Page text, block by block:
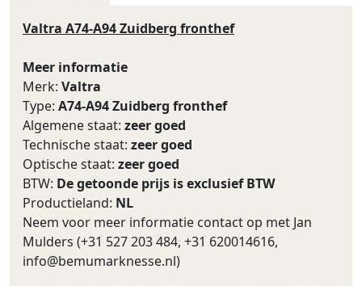
Valtra A74-A94 Zuidberg fronthef
Meer informatie
Merk: Valtra
Type: A74-A94 Zuidberg fronthef
Algemene staat: zeer goed
Technische staat: zeer goed
Optische staat: zeer goed
BTW: De getoonde prijs is exclusief BTW
Productieland: NL
Neem voor meer informatie contact op met Jan
Mulders (+31 527 203 484, +31 620014616,
info@bemumarknesse.nl)